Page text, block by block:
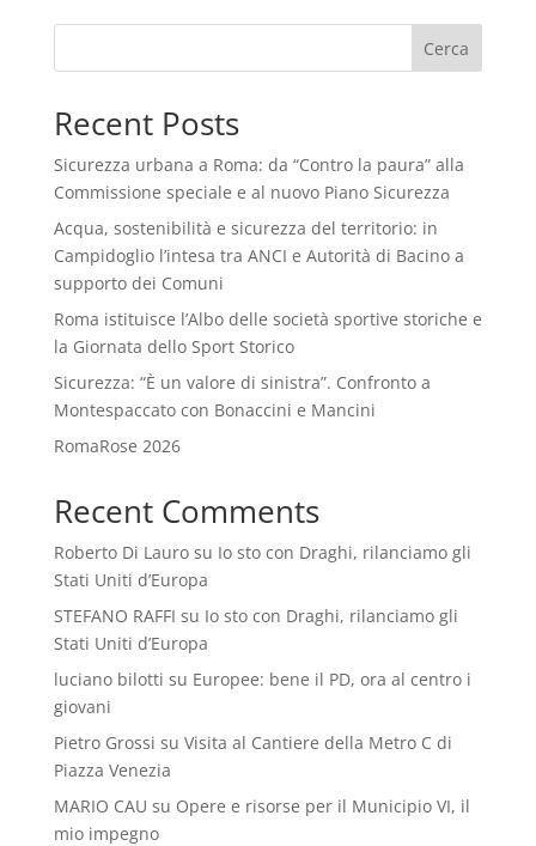
Cerca
Recent Posts
Sicurezza urbana a Roma: da “Contro la paura” alla
Commissione speciale e al nuovo Piano Sicurezza
Acqua, sostenibilità e sicurezza del territorio: in
Campidoglio l’intesa tra ANCI e Autorità di Bacino a
supporto dei Comuni
Roma istituisce l’Albo delle società sportive storiche e
la Giornata dello Sport Storico
Sicurezza: “È un valore di sinistra”. Confronto a
Montespaccato con Bonaccini e Mancini
RomaRose 2026
Recent Comments
Roberto Di Laurosu Io sto con Draghi, rilanciamo gli
Stati Uniti d’Europa
STEFANO RAFFI su Io sto con Draghi, rilanciamo gli
Stati Uniti d’Europa
luciano bilotti su Europee: bene il PD, ora al centro i
giovani
Pietro Grossi su Visita al Cantiere della Metro C di
Piazza Venezia
MARIO CAU su Opere e risorse per il Municipio VI, il
mio impegno